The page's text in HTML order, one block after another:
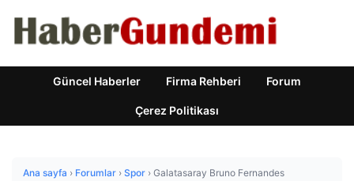
Güncel Haberler Firma Rehberi Forum
Çerez Politikası
Ana sayfa › Forumlar › Spor › Galatasaray Bruno Fernandes